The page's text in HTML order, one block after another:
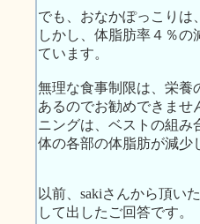
でも、おなかぽっこりは
しかし、体脂肪率４％
ています。
無理な食事制限は、栄養
あるのでお勧めできませ
ニングは、ベストの組み
体の各部の体脂肪が減少
以前、sakiさんから頂い
して出したご回答です。